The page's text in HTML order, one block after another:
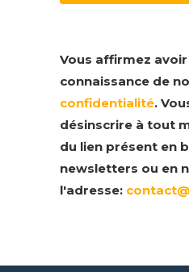
Vous affirmez
connaissance de
confidentialité.
désinscrire à tout
du lien présent en
newsletters ou en
l'adresse: